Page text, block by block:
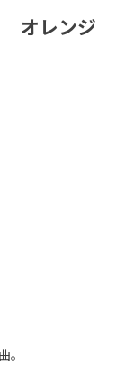
オレンジ
。